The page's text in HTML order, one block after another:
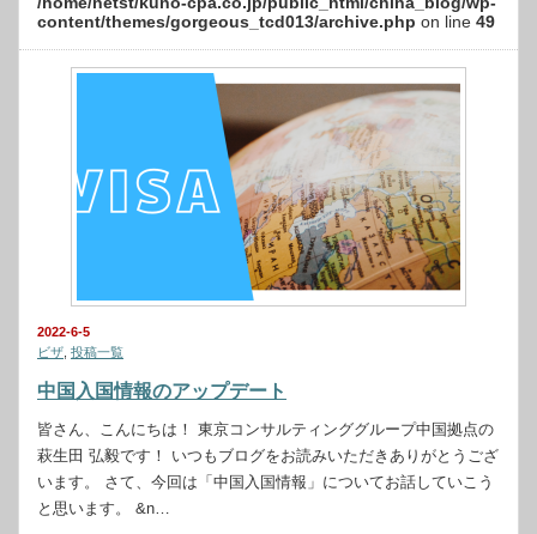
content/themes/gorgeous_tcd013/archive.php on line 49
2022-6-5
ビザ 投稿一覧
中国入国情報のアップデート
皆さん、こんにちは！ 東京コンサルティンググループ中国拠点の
萩生田 弘毅です！ いつもブログをお読みいただきありがとうござ
います。 さて、今回は「中国入国情報」についてお話していこう
と思います。 &n…